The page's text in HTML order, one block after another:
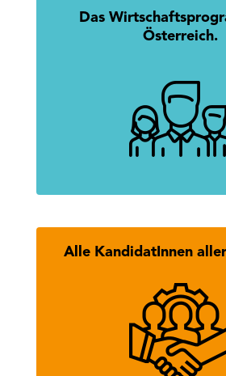
Das
Österreich.
Alle KandidatInnen
Hier findest Du alle
des Tiroler